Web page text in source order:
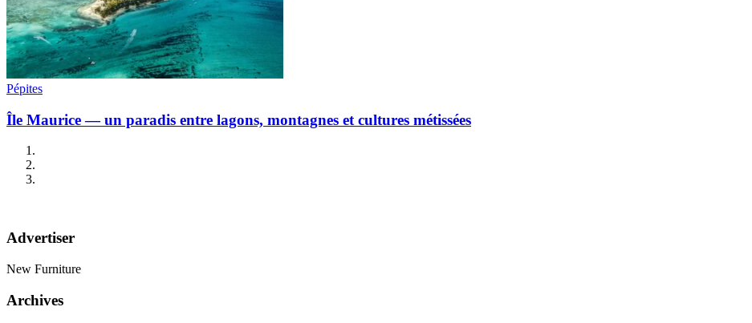
Pépites
Île Maurice — un paradis entre lagons, montagnes et cultures métissées
Advertiser
New Furniture
Archives